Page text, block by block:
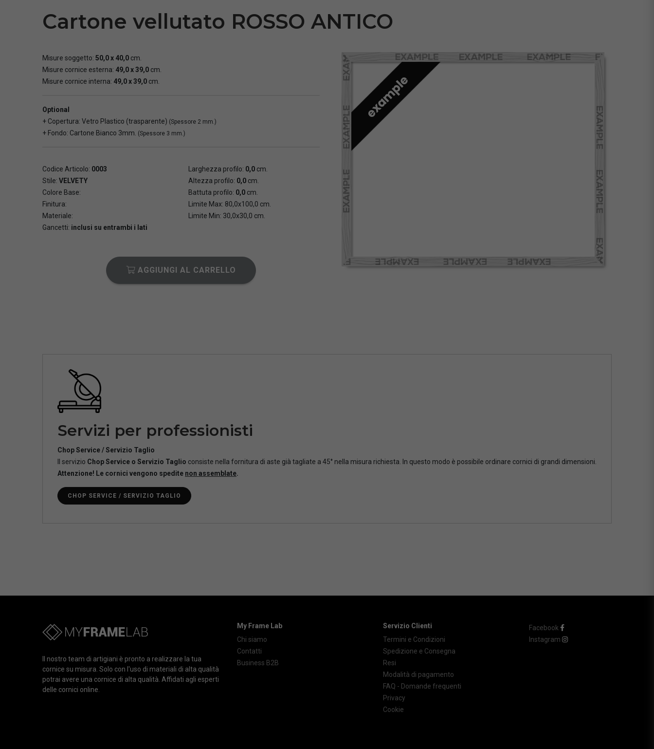
Cartone vellutato ROSSO ANTICO
Misure soggetto: 50,0 x 40,0 cm.
Misure cornice esterna: 49,0 x 39,0 cm.
Misure cornice interna: 49,0 x 39,0 cm.
Optional
+ Copertura: Vetro Plastico (trasparente) (Spessore 2 mm.)
+ Fondo: Cartone Bianco 3mm. (Spessore 3 mm.)
Codice Articolo: 0003
Stile: VELVETY
Colore Base:
Finitura:
Materiale:
Gancetti: inclusi su entrambi i lati
Larghezza profilo: 0,0 cm.
Altezza profilo: 0,0 cm.
Battuta profilo: 0,0 cm.
Limite Max: 80,0x100,0 cm.
Limite Min: 30,0x30,0 cm.
AGGIUNGI AL CARRELLO
Servizi per professionisti
Chop Service / Servizio Taglio
Il servizio Chop Service o Servizio Taglio consiste nella fornitura di aste già tagliate a 45° nella misura richiesta. In questo modo è possibile ordinare cornici di grandi dimensioni.
Attenzione! Le cornici vengono spedite non assemblate.
CHOP SERVICE / SERVIZIO TAGLIO
Il nostro team di artigiani è pronto a realizzare la tua
cornice su misura. Solo con l'uso di materiali di alta qualità
potrai avere una cornice di alta qualità. Affidati agli esperti
delle cornici online.
My Frame Lab
Chi siamo
Contatti
Business B2B
Servizio Clienti
Termini e Condizioni
Spedizione e Consegna
Resi
Modalità di pagamento
FAQ - Domande frequenti
Privacy
Cookie
Facebook
Instagram